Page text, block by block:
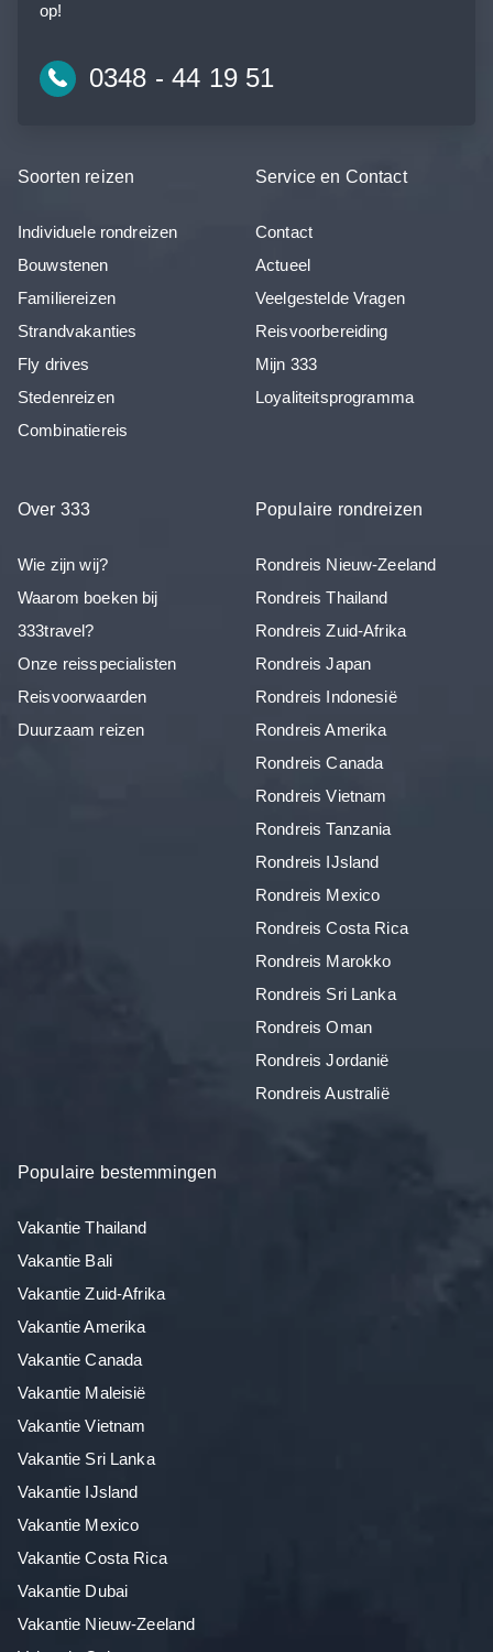
op!
0348 - 44 19 51
Soorten reizen
Individuele rondreizen
Bouwstenen
Familiereizen
Strandvakanties
Fly drives
Stedenreizen
Combinatiereis
Service en Contact
Contact
Actueel
Veelgestelde Vragen
Reisvoorbereiding
Mijn 333
Loyaliteitsprogramma
Over 333
Wie zijn wij?
Waarom boeken bij
333travel?
Onze reisspecialisten
Reisvoorwaarden
Duurzaam reizen
Populaire rondreizen
Rondreis Nieuw-Zeeland
Rondreis Thailand
Rondreis Zuid-Afrika
Rondreis Japan
Rondreis Indonesië
Rondreis Amerika
Rondreis Canada
Rondreis Vietnam
Rondreis Tanzania
Rondreis IJsland
Rondreis Mexico
Rondreis Costa Rica
Rondreis Marokko
Rondreis Sri Lanka
Rondreis Oman
Rondreis Jordanië
Rondreis Australië
Populaire bestemmingen
Vakantie Thailand
Vakantie Bali
Vakantie Zuid-Afrika
Vakantie Amerika
Vakantie Canada
Vakantie Maleisië
Vakantie Vietnam
Vakantie Sri Lanka
Vakantie IJsland
Vakantie Mexico
Vakantie Costa Rica
Vakantie Dubai
Vakantie Nieuw-Zeeland